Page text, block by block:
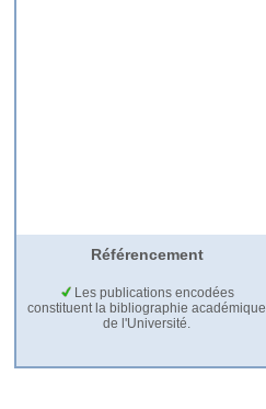
Référencement
Les publications encodées
constituent la bibliographie académique
de l'Université.